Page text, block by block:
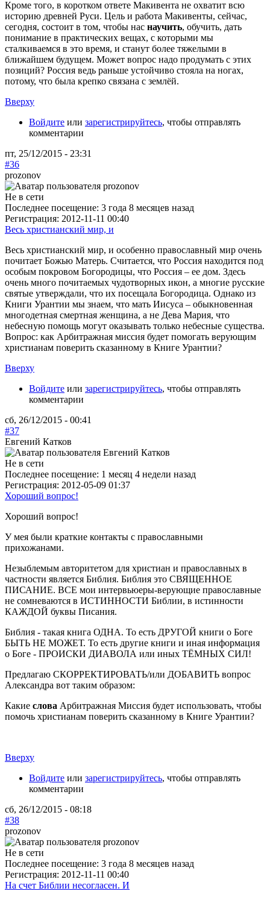
Кроме того, в коротком ответе Макивента не охватит всю
историю древней Руси. Цель и работа Макивенты, сейчас,
сегодня, состоит в том, чтобы нас научить, обучить, дать
понимание в практических вещах, с которыми мы
сталкиваемся в это время, и станут более тяжелыми в
ближайшем будущем. Может вопрос надо продумать с этих
позиций? Россия ведь раньше устойчиво стояла на ногах,
потому, что была крепко связана с землёй.
Вверху
Войдите или зарегистрируйтесь, чтобы отправлять
комментарии
пт, 25/12/2015 - 23:31
#36
prozonov
Не в сети
Последнее посещение: 3 года 8 месяцев назад
Регистрация: 2012-11-11 00:40
Весь христианский мир, и
Весь христианский мир, и особенно православный мир очень
почитает Божью Матерь. Считается, что Россия находится под
особым покровом Богородицы, что Россия – ее дом. Здесь
очень много почитаемых чудотворных икон, а многие русские
святые утверждали, что их посещала Богородица. Однако из
Книги Урантии мы знаем, что мать Иисуса – обыкновенная
многодетная смертная женщина, а не Дева Мария, что
небесную помощь могут оказывать только небесные существа.
Вопрос: как Арбитражная миссия будет помогать верующим
христианам поверить сказанному в Книге Урантии?
Вверху
Войдите или зарегистрируйтесь, чтобы отправлять
комментарии
сб, 26/12/2015 - 00:41
#37
Евгений Катков
Не в сети
Последнее посещение: 1 месяц 4 недели назад
Регистрация: 2012-05-09 01:37
Хороший вопрос!
Хороший вопрос!
У мея были краткие контакты с православными
прихожанами.
Незыблемым авторитетом для христиан и православных в
частности является Библия. Библия это СВЯЩЕННОЕ
ПИСАНИЕ. ВСЕ мои интервьюеры-верующие православные
не сомневаются в ИСТИННОСТИ Библии, в истинности
КАЖДОЙ буквы Писания.
Библия - такая книга ОДНА. То есть ДРУГОЙ книги о Боге
БЫТЬ НЕ МОЖЕТ. То есть другие книги и иная информация
о Боге - ПРОИСКИ ДИАВОЛА или иных ТЁМНЫХ СИЛ!
Предлагаю СКОРРЕКТИРОВАТЬ/или ДОБАВИТЬ вопрос
Александра вот таким образом:
Какие слова Арбитражная Миссия будет использовать, чтобы
помочь христианам поверить сказанному в Книге Урантии?
Вверху
Войдите или зарегистрируйтесь, чтобы отправлять
комментарии
сб, 26/12/2015 - 08:18
#38
prozonov
Не в сети
Последнее посещение: 3 года 8 месяцев назад
Регистрация: 2012-11-11 00:40
На счет Библии несогласен. И